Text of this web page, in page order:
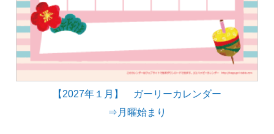
【2027年１月】 ガーリーカレンダー
⇒月曜始まり